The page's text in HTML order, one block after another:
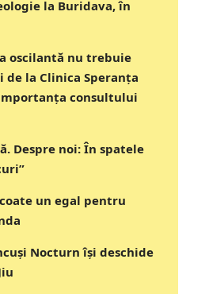
la Buridava, în
oscilantă nu trebuie
la Clinica Speranța
consultului
Despre noi: În spatele
un egal pentru
Nocturn își deschide